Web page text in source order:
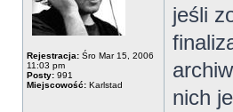
Rejestracja: Śro Mar 15, 2006
11:03 pm
Posty: 991
Miejscowość: Karlstad
jeśli
nich